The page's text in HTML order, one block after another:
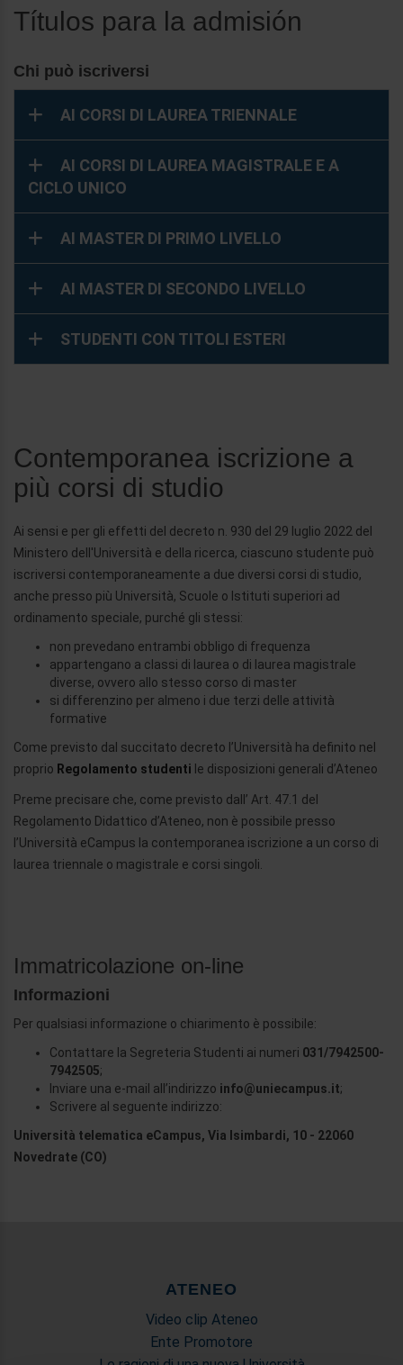
Títulos para la admisión
Chi può iscriversi
AI CORSI DI LAUREA TRIENNALE
AI CORSI DI LAUREA MAGISTRALE E A
CICLO UNICO
AI MASTER DI PRIMO LIVELLO
AI MASTER DI SECONDO LIVELLO
STUDENTI CON TITOLI ESTERI
Contemporanea iscrizione a
più corsi di studio
Ai sensi e per gli effetti del decreto n. 930 del 29 luglio 2022 del
Ministero dell'Università e della ricerca, ciascuno studente può
iscriversi contemporaneamente a due diversi corsi di studio,
anche presso più Università, Scuole o Istituti superiori ad
ordinamento speciale, purché gli stessi:
non prevedano entrambi obbligo di frequenza
appartengano a classi di laurea o di laurea magistrale
diverse, ovvero allo stesso corso di master
si differenzino per almeno i due terzi delle attività
formative
Come previsto dal succitato decreto l’Università ha definito nel
proprio Regolamento studenti le disposizioni generali d’Ateneo
Preme precisare che, come previsto dall’ Art. 47.1 del
Regolamento Didattico d’Ateneo, non è possibile presso
l’Università eCampus la contemporanea iscrizione a un corso di
laurea triennale o magistrale e corsi singoli.
Immatricolazione on-line
Informazioni
Per qualsiasi informazione o chiarimento è possibile:
Contattare la Segreteria Studenti ai numeri 031/7942500-
7942505;
Inviare una e-mail all’indirizzo info@uniecampus.it;
Scrivere al seguente indirizzo:
Università telematica eCampus, Via Isimbardi, 10 - 22060
Novedrate (CO)
ATENEO
Video clip Ateneo
Ente Promotore